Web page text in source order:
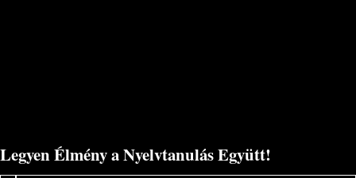
Legyen Élmény a Nyelvtanulás Együtt!